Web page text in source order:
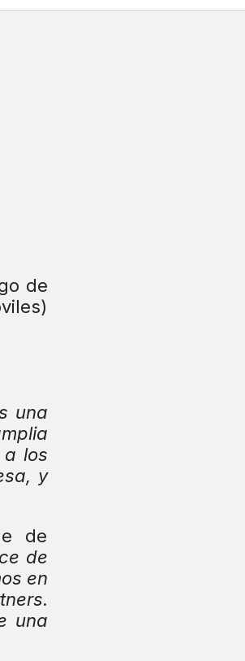
de
una
a los
y
de
de
en
una